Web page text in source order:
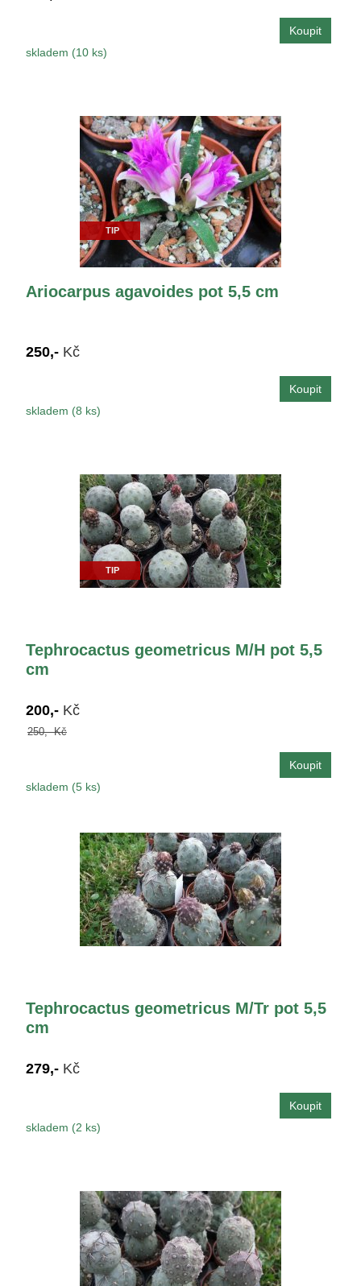
skladem (10 ks)
TIP
Ariocarpus agavoides pot 5,5 cm
250,- Kč
skladem (8 ks)
TIP
Tephrocactus geometricus M/H pot 5,5
cm
200,- Kč
250,- Kč
skladem (5 ks)
Tephrocactus geometricus M/Tr pot 5,5
cm
279,- Kč
skladem (2 ks)